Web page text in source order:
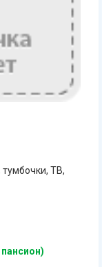
тумбочки, ТВ,